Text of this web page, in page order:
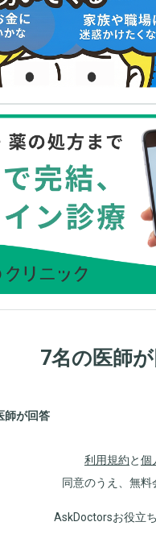
7名の医師
師が回答
利用規約と個
同意のうえ、無
AskDoctorsお役立